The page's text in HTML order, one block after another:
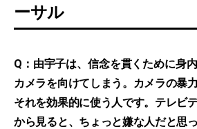
ーサル
Q：由宇子は、信念を貫くために身
カメラを向けてしまう。カメラの暴
それを効果的に使う人です。テレビ
から見ると、ちょっと嫌な人だと思